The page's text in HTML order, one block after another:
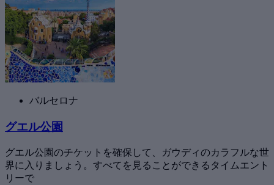
バルセロナ
グエル公園
グエル公園のチケットを確保して、ガウディのカラフルな世
界に入りましょう。すべてを見ることができるタイムエント
リーで